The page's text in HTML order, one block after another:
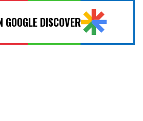
GOOGLE DISCOVER